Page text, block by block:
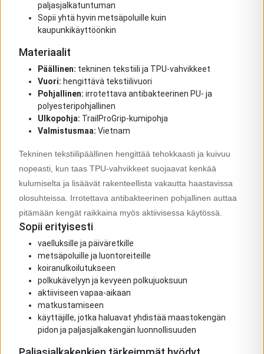
paljasjalkatuntuman
Sopii yhtä hyvin metsäpoluille kuin
kaupunkikäyttöönkin
Materiaalit
Päällinen: tekninen tekstiili ja TPU-vahvikkeet
Vuori: hengittävä tekstiilivuori
Pohjallinen: irrotettava antibakteerinen PU- ja
polyesteripohjallinen
Ulkopohja: TrailProGrip-kumipohja
Valmistusmaa: Vietnam
Tekninen tekstiilipäällinen hengittää tehokkaasti ja kuivuu
nopeasti, kun taas TPU-vahvikkeet suojaavat kenkää
kulumiselta ja lisäävät rakenteellista vakautta haastavissa
olosuhteissa. Irrotettava antibakteerinen pohjallinen auttaa
pitämään kengät raikkaina myös aktiivisessa käytössä.
Sopii erityisesti
vaelluksille ja päiväretkille
metsäpoluille ja luontoreiteille
koiranulkoilutukseen
polkukävelyyn ja kevyeen polkujuoksuun
aktiiviseen vapaa-aikaan
matkustamiseen
käyttäjille, jotka haluavat yhdistää maastokengän
pidon ja paljasjalkakengän luonnollisuuden